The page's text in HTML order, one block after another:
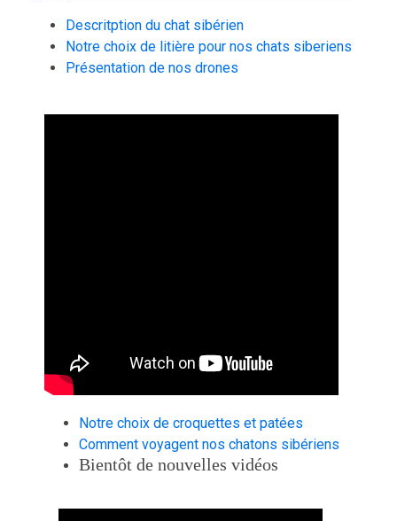
Descritption du chat sibérien
Notre choix de litière pour nos chats siberiens
Présentation de nos drones
Notre choix de croquettes et patées
Comment voyagent nos chatons sibériens
Bientôt de nouvelles vidéos